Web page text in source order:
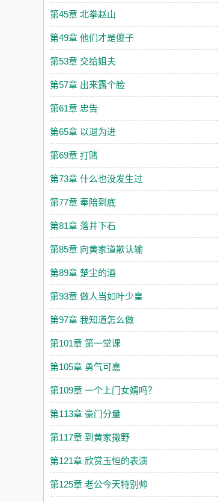
第45章 北拳赵山
第49章 他们才是傻子
第53章 交给姐夫
第57章 出来露个脸
第61章 忠告
第65章 以退为进
第69章 打赌
第73章 什么也没发生过
第77章 奉陪到底
第81章 落井下石
第85章 向黄家道歉认输
第89章 楚尘的酒
第93章 做人当如叶少皇
第97章 我知道怎么做
第101章 第一堂课
第105章 勇气可嘉
第109章 一个上门女婿吗？
第113章 豪门分量
第117章 到黄家撒野
第121章 欣赏玉恒的表演
第125章 老公今天特别帅